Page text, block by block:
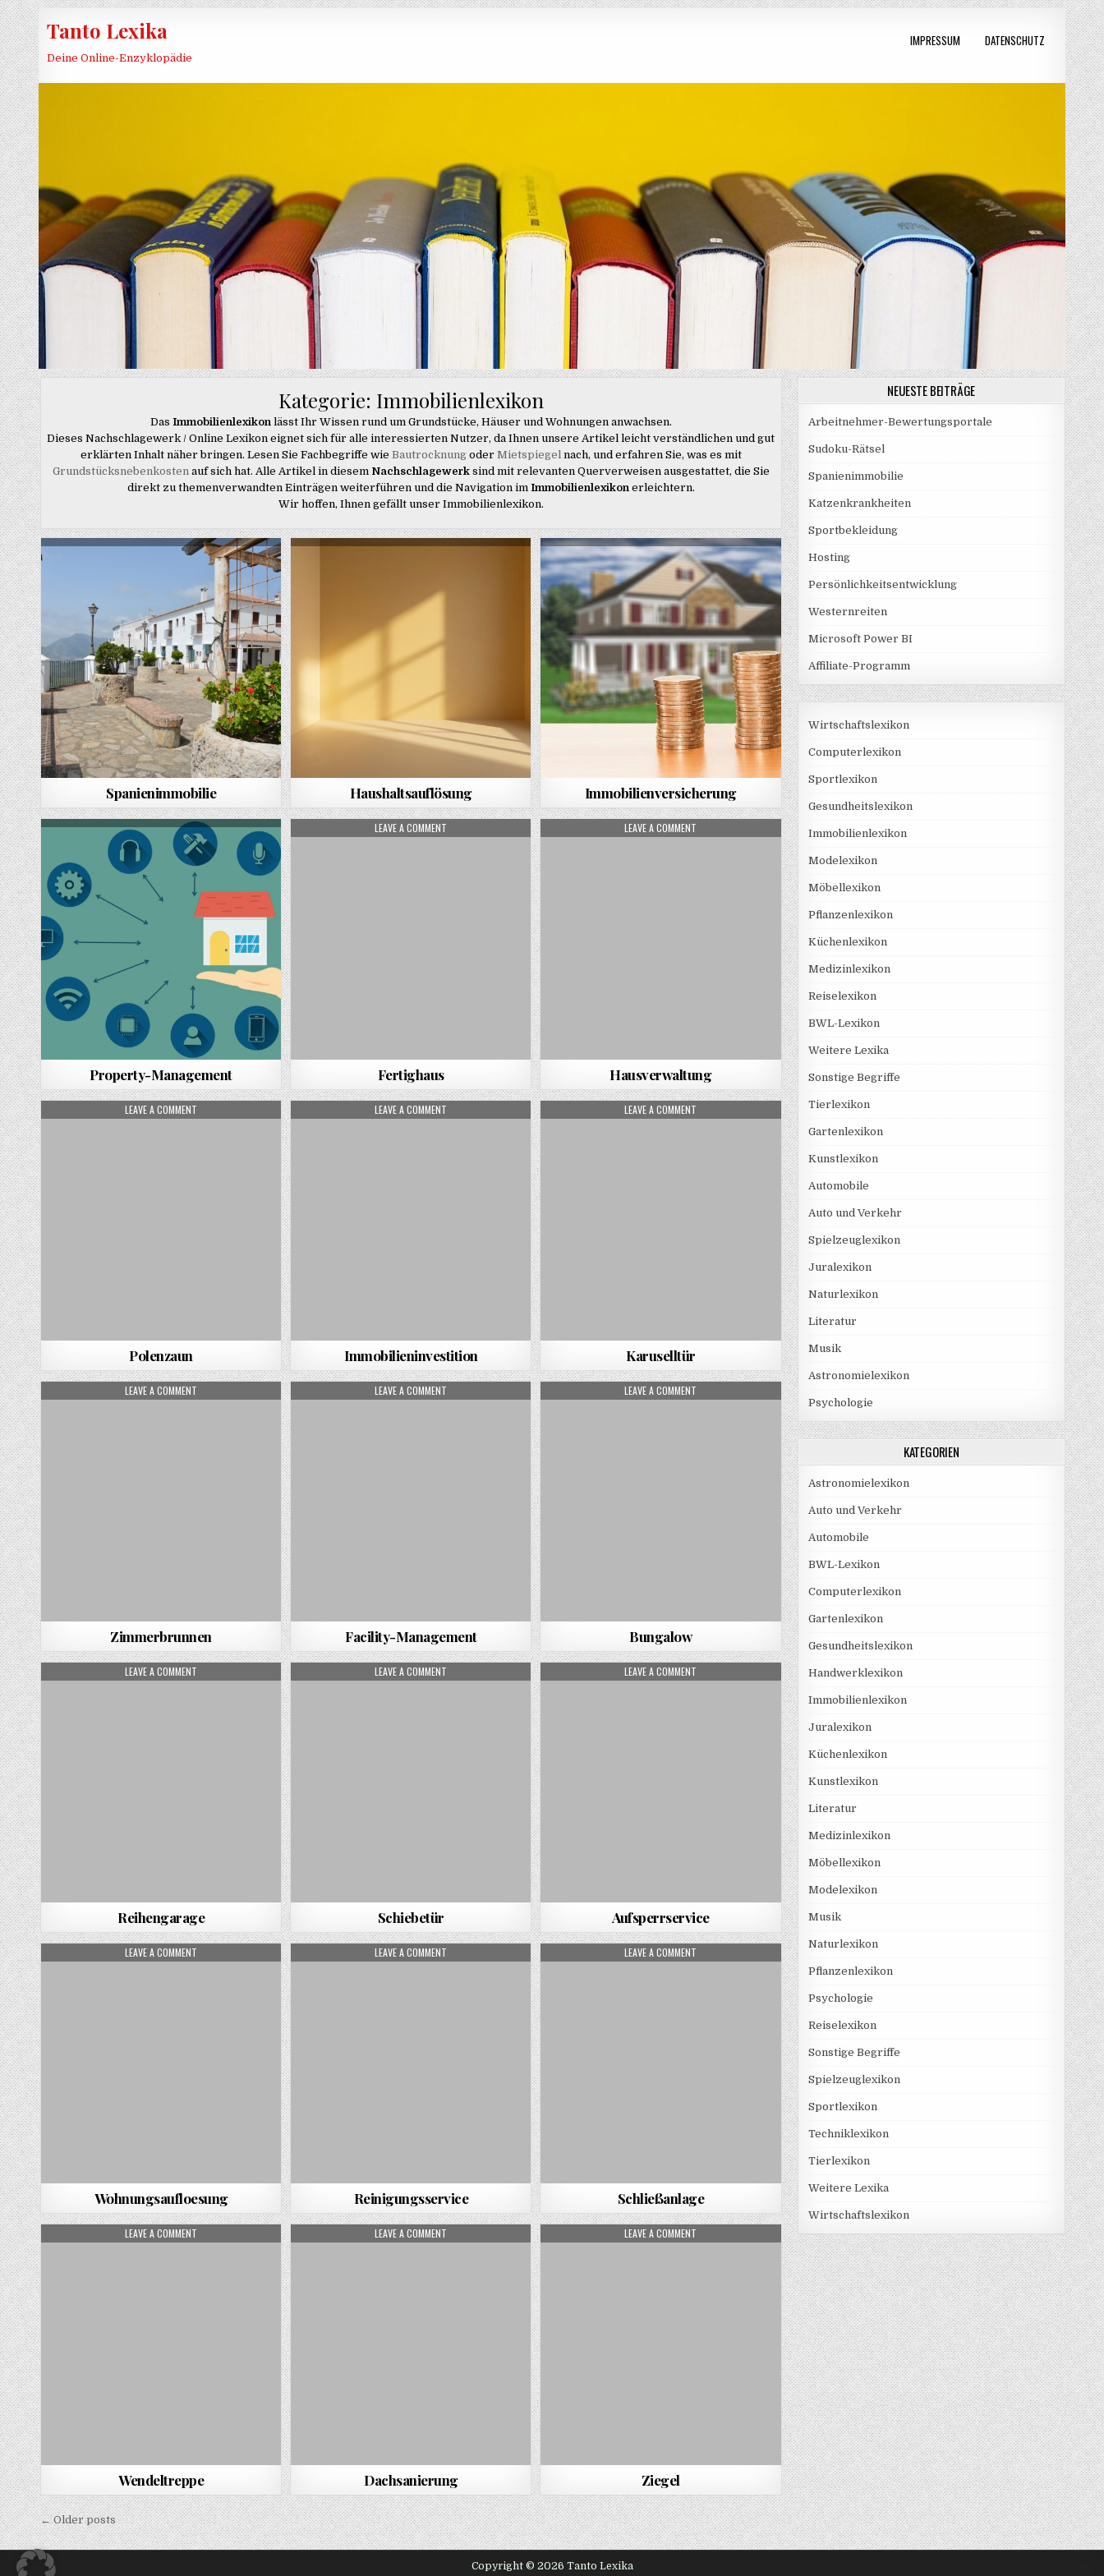
Skip to content
Tanto Lexika
Deine Online-Enzyklopädie
IMPRESSUM DATENSCHUTZ
Kategorie: Immobilienlexikon
Das Immobilienlexikonlässt Ihr Wissen rund um Grundstücke, Häuser und Wohnungen anwachsen.
Dieses Nachschlagewerk / Online Lexikon eignet sich für alle interessierten Nutzer, da Ihnen unsere Artikel leicht verständlichen und gut
erklärten Inhalt näher bringen. Lesen Sie Fachbegriffe wie Bautrocknungoder Mietspiegelnach, und erfahren Sie, was es mit
Grundstücksnebenkostenauf sich hat. Alle Artikel in diesem Nachschlagewerksind mit relevanten Querverweisen ausgestattet, die Sie
direkt zu themenverwandten Einträgen weiterführen und die Navigation im Immobilienlexikonerleichtern.
Wir hoffen, Ihnen gefällt unser Immobilienlexikon.
Spanienimmobilie Haushaltsauflösung Immobilienversicherung
Property-Management
LEAVE A COMMENT
Fertighaus
LEAVE A COMMENT ON HAUSVERWALTUNG
Hausverwaltung
LEAVE A COMMENT
Polenzaun
LEAVE A COMMENT ON IMMOBILIENINVESTITION
Immobilieninvestition
LEAVE A COMMENT
Karuselltür
LEAVE A COMMENT
Zimmerbrunnen
LEAVE A COMMENT ON FACILITY-MANAGEMENT
Facility-Management
LEAVE A COMMENT
Bungalow
LEAVE A COMMENT
Reihengarage
LEAVE A COMMENT
Schiebetür
LEAVE A COMMENT ON AUFSPERRSERVICE
Aufsperrservice
LEAVE A COMMENT ON WOHNUNGSAUFLOESUNG
Wohnungsaufloesung
LEAVE A COMMENT ON REINIGUNGSSERVICE
Reinigungsservice
LEAVE A COMMENT
Schließanlage
LEAVE A COMMENT
Wendeltreppe
LEAVE A COMMENT
Dachsanierung
LEAVE A COMMENT
Ziegel
Beitragsnavigation
← Older posts
NEUESTE BEITRÄGE
Arbeitnehmer-Bewertungsportale
Sudoku-Rätsel
Spanienimmobilie
Katzenkrankheiten
Sportbekleidung
Hosting
Persönlichkeitsentwicklung
Westernreiten
Microsoft Power BI
Affiliate-Programm
Wirtschaftslexikon
Computerlexikon
Sportlexikon
Gesundheitslexikon
Immobilienlexikon
Modelexikon
Möbellexikon
Pflanzenlexikon
Küchenlexikon
Medizinlexikon
Reiselexikon
BWL-Lexikon
Weitere Lexika
Sonstige Begriffe
Tierlexikon
Gartenlexikon
Kunstlexikon
Automobile
Auto und Verkehr
Spielzeuglexikon
Juralexikon
Naturlexikon
Literatur
Musik
Astronomielexikon
Psychologie
KATEGORIEN
Astronomielexikon
Auto und Verkehr
Automobile
BWL-Lexikon
Computerlexikon
Gartenlexikon
Gesundheitslexikon
Handwerklexikon
Immobilienlexikon
Juralexikon
Küchenlexikon
Kunstlexikon
Literatur
Medizinlexikon
Möbellexikon
Modelexikon
Musik
Naturlexikon
Pflanzenlexikon
Psychologie
Reiselexikon
Sonstige Begriffe
Spielzeuglexikon
Sportlexikon
Techniklexikon
Tierlexikon
Weitere Lexika
Wirtschaftslexikon
Copyright © 2026 Tanto Lexika